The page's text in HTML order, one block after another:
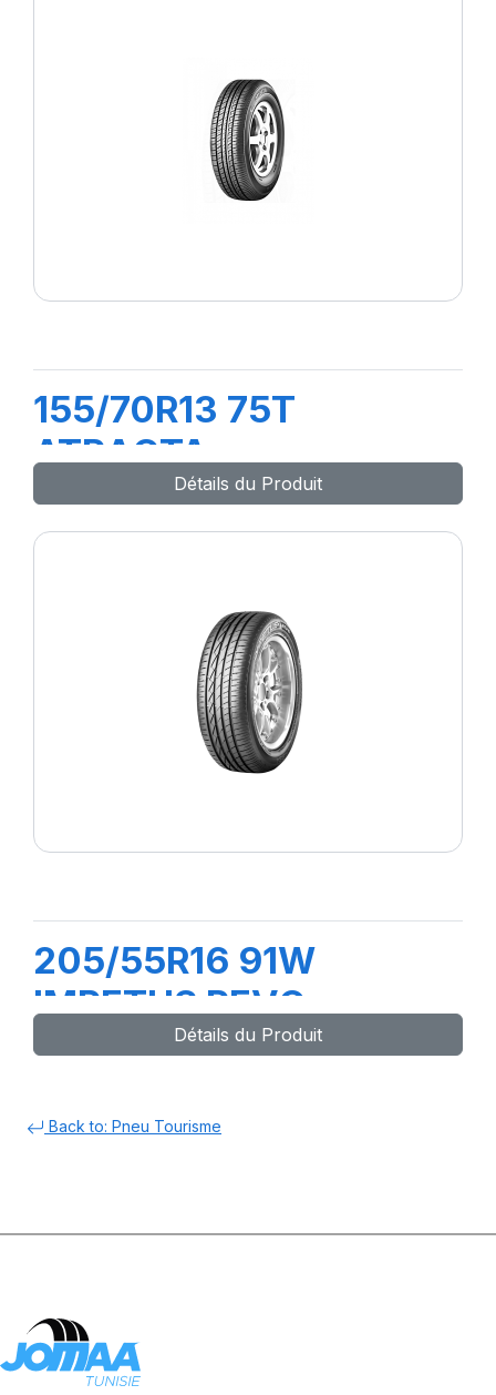
155/70R13 75T
ATRACTA
Détails du Produit
205/55R16 91W
IMPETUS REVO
Détails du Produit
Back to: Pneu Tourisme